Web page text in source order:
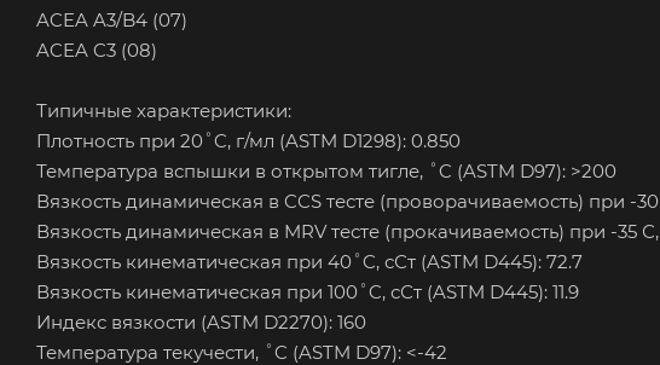
ACEA A3/B4 (07)
ACEA C3 (08)
Типичные характеристики:
Плотность при 20˚C, г/мл (ASTM D1298): 0.850
Температура вспышки в открытом тигле, ˚C (ASTM D97): >200
Вязкость динамическая в CCS тесте (проворачиваемость) при -
Вязкость динамическая в MRV тесте (прокачиваемость) при -35
Вязкость кинематическая при 40˚C, сСт (ASTM D445): 72.7
Вязкость кинематическая при 100˚C, сСт (ASTM D445): 11.9
Индекс вязкости (ASTM D2270): 160
Температура текучести, ˚C (ASTM D97): <-42